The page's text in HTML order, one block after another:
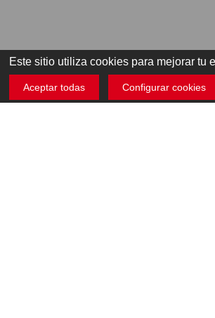
Este sitio utiliza cookies para mejorar tu
Aceptar todas Configurar cookies